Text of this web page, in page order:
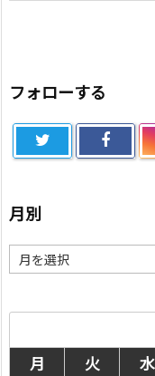
フォローする
月別
別
月
火 水